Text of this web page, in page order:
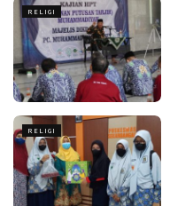
RELIGI
RELIGI